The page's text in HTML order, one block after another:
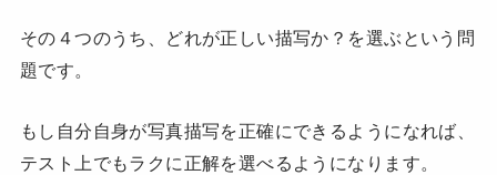
その４つのうち、どれが正しい描写か？を選ぶという問
題です。
もし自分自身が写真描写を正確にできるようになれば、
テスト上でもラクに正解を選べるようになります。